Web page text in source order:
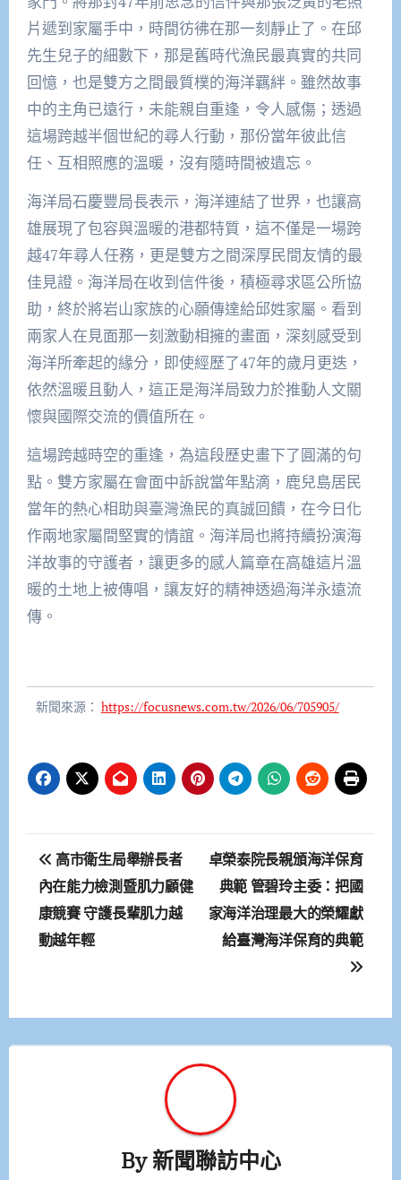
片遞到家屬手中，時間彷彿在那一刻靜止了。在邱
先生兒子的細數下，那是舊時代漁民最真實的共同
回憶，也是雙方之間最質樸的海洋羈絆。雖然故事
中的主角已遠行，未能親自重逢，令人感傷；透過
這場跨越半個世紀的尋人行動，那份當年彼此信
任、互相照應的溫暖，沒有隨時間被遺忘。
海洋局石慶豐局長表示，海洋連結了世界，也讓高
雄展現了包容與溫暖的港都特質，這不僅是一場跨
越47年尋人任務，更是雙方之間深厚民間友情的最
佳見證。海洋局在收到信件後，積極尋求區公所協
助，終於將岩山家族的心願傳達給邱姓家屬。看到
兩家人在見面那一刻激動相擁的畫面，深刻感受到
海洋所牽起的緣分，即使經歷了47年的歲月更迭，
依然溫暖且動人，這正是海洋局致力於推動人文關
懷與國際交流的價值所在。
這場跨越時空的重逢，為這段歷史畫下了圓滿的句
點。雙方家屬在會面中訴說當年點滴，鹿兒島居民
當年的熱心相助與臺灣漁民的真誠回饋，在今日化
作兩地家屬間堅實的情誼。海洋局也將持續扮演海
洋故事的守護者，讓更多的感人篇章在高雄這片溫
暖的土地上被傳唱，讓友好的精神透過海洋永遠流
傳。
新聞來源： https://focusnews.com.tw/2026/06/705905/
文
章
導
高市衛生局舉辦長者
內在能力檢測暨肌力顧健
康競賽 守護長輩肌力越
動越年輕
卓榮泰院長親頒海洋保育
典範 管碧玲主委：把國
家海洋治理最大的榮耀獻
給臺灣海洋保育的典範
By新聞聯訪中心